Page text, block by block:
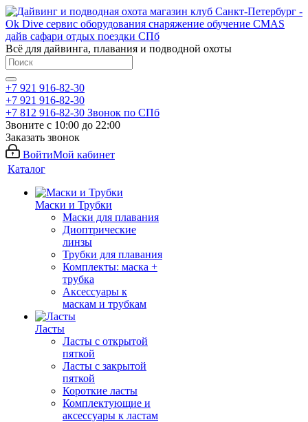
Всё для дайвинга, плавания и подводной охоты
+7 921 916-82-30
+7 921 916-82-30
+7 812 916-82-30 Звонок по СПб
Звоните с 10:00 до 22:00
Заказать звонок
ВойтиМой кабинет
Каталог
Маски и Трубки
Маски для плавания
Диоптрические
линзы
Трубки для плавания
Комплекты: маска +
трубка
Аксессуары к
маскам и трубкам
Ласты
Ласты с открытой
пяткой
Ласты с закрытой
пяткой
Короткие ласты
Комплектующие и
аксессуары к ластам